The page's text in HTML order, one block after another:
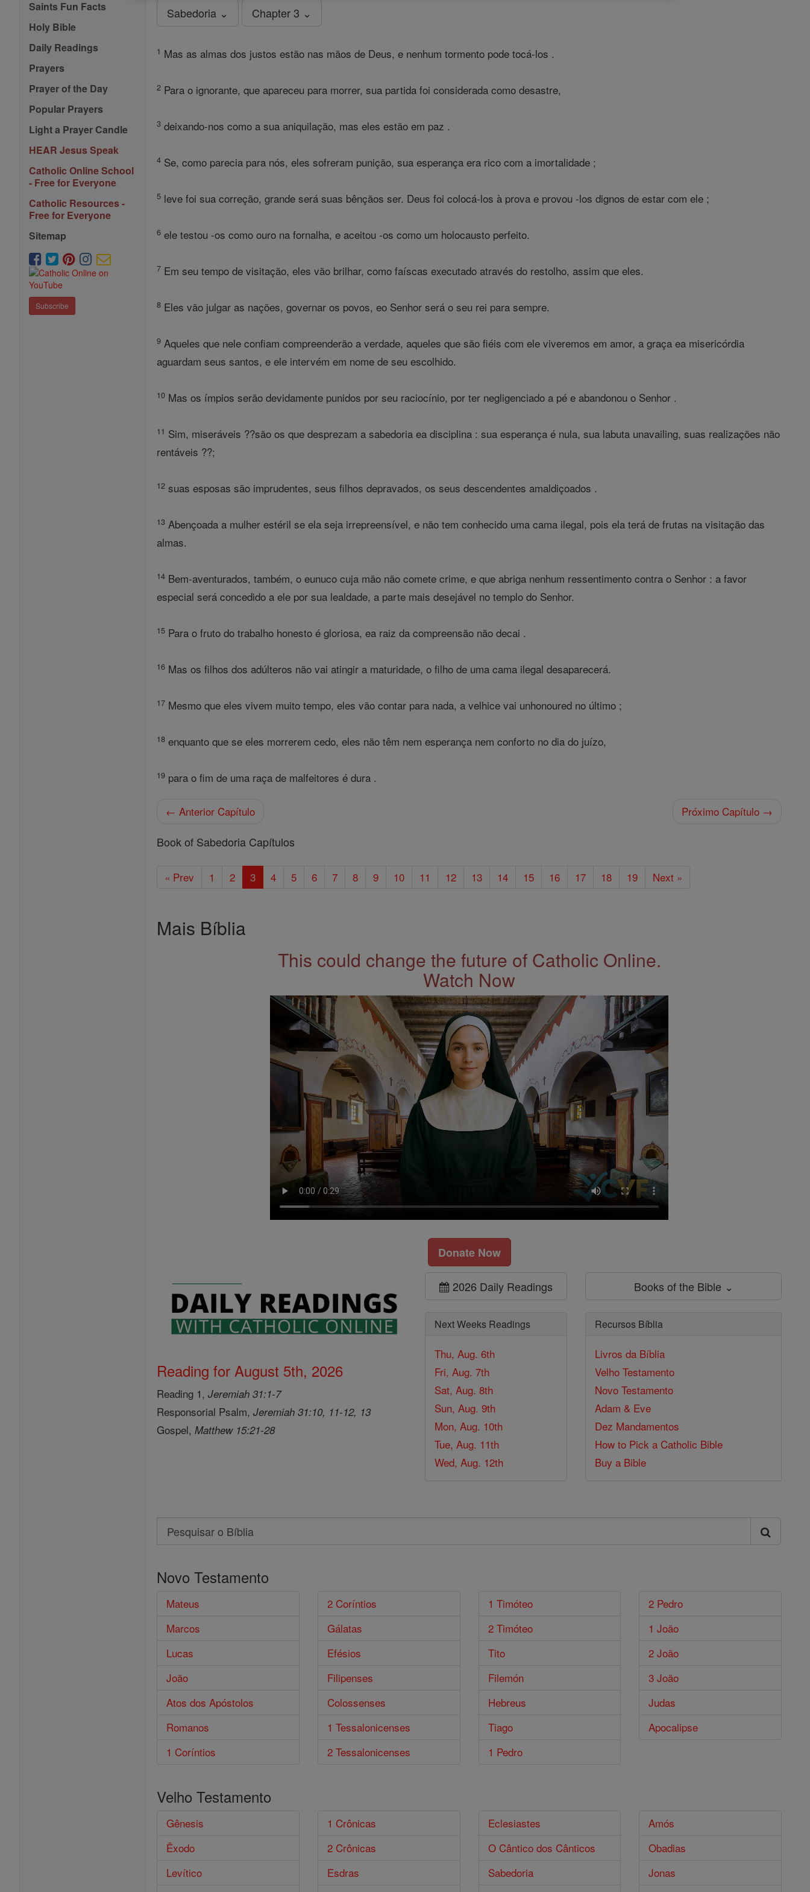
Saints Fun Facts
Holy Bible
Daily Readings
Prayers
Prayer of the Day
Popular Prayers
Light a Prayer Candle
HEAR Jesus Speak
Catholic Online School
- Free for Everyone
Catholic Resources -
Free for Everyone
Sitemap
Subscribe
Sabedoria ⌄ Chapter 3 ⌄
1 Mas as almas dos justos estão nas mãos de Deus, e nenhum tormento pode tocá-los .
2 Para o ignorante, que apareceu para morrer, sua partida foi considerada como desastre,
3 deixando-nos como a sua aniquilação, mas eles estão em paz .
4 Se, como parecia para nós, eles sofreram punição, sua esperança era rico com a imortalidade ;
5 leve foi sua correção, grande será suas bênçãos ser. Deus foi colocá-los à prova e provou -los dignos de estar com ele ;
6 ele testou -os como ouro na fornalha, e aceitou -os como um holocausto perfeito.
7 Em seu tempo de visitação, eles vão brilhar, como faíscas executado através do restolho, assim que eles.
8 Eles vão julgar as nações, governar os povos, eo Senhor será o seu rei para sempre.
9 Aqueles que nele confiam compreenderão a verdade, aqueles que são fiéis com ele viveremos em amor, a graça ea misericórdia
aguardam seus santos, e ele intervém em nome de seu escolhido.
10 Mas os ímpios serão devidamente punidos por seu raciocínio, por ter negligenciado a pé e abandonou o Senhor .
11 Sim, miseráveis ??são os que desprezam a sabedoria ea disciplina : sua esperança é nula, sua labuta unavailing, suas realizações não
rentáveis ??;
12 suas esposas são imprudentes, seus filhos depravados, os seus descendentes amaldiçoados .
13 Abençoada a mulher estéril se ela seja irrepreensível, e não tem conhecido uma cama ilegal, pois ela terá de frutas na visitação das
almas.
14 Bem-aventurados, também, o eunuco cuja mão não comete crime, e que abriga nenhum ressentimento contra o Senhor : a favor
especial será concedido a ele por sua lealdade, a parte mais desejável no templo do Senhor.
15 Para o fruto do trabalho honesto é gloriosa, ea raiz da compreensão não decai .
16 Mas os filhos dos adúlteros não vai atingir a maturidade, o filho de uma cama ilegal desaparecerá.
17 Mesmo que eles vivem muito tempo, eles vão contar para nada, a velhice vai unhonoured no último ;
18 enquanto que se eles morrerem cedo, eles não têm nem esperança nem conforto no dia do juízo,
19 para o fim de uma raça de malfeitores é dura .
← Anterior Capítulo Próximo Capítulo →
Book of Sabedoria Capítulos
« Prev 1 2 3 4 5 6 7 8 9 10 11 12 13 14 15 16 17 18 19 Next »
Mais Bíblia
This could change the future of Catholic Online.
Watch Now
Donate Now
Reading for August 5th, 2026
Reading 1,Jeremiah 31:1-7
Responsorial Psalm,Jeremiah 31:10, 11-12, 13
Gospel,Matthew 15:21-28
2026 Daily Readings
Next Weeks Readings
Thu, Aug. 6th
Fri, Aug. 7th
Sat, Aug. 8th
Sun, Aug. 9th
Mon, Aug. 10th
Tue, Aug. 11th
Wed, Aug. 12th
Books of the Bible ⌄
Recursos Bíblia
Livros da Bíblia
Velho Testamento
Novo Testamento
Adam & Eve
Dez Mandamentos
How to Pick a Catholic Bible
Buy a Bible
Search
Pesquisar
Bíblia
Novo Testamento
Mateus
Marcos
Lucas
João
Atos dos Apóstolos
Romanos
1 Coríntios
2 Coríntios
Gálatas
Efésios
Filipenses
Colossenses
1 Tessalonicenses
2 Tessalonicenses
1 Timóteo
2 Timóteo
Tito
Filemón
Hebreus
Tiago
1 Pedro
2 Pedro
1 João
2 João
3 João
Judas
Apocalipse
Velho Testamento
Gênesis
Êxodo
Levítico
1 Crônicas
2 Crônicas
Esdras
Eclesiastes
O Cântico dos Cânticos
Sabedoria
Amós
Obadias
Jonas